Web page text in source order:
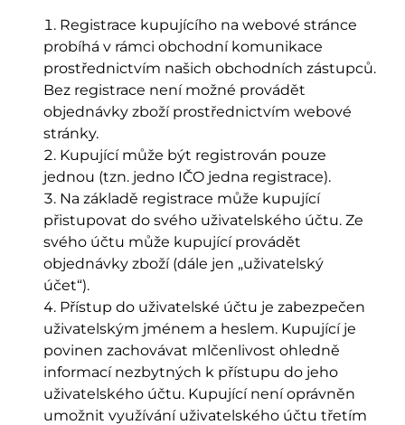
Registrace kupujícího na webové stránce
probíhá v rámci obchodní komunikace
prostřednictvím našich obchodních zástupců.
Bez registrace není možné provádět
objednávky zboží prostřednictvím webové
stránky.
Kupující může být registrován pouze
jednou (tzn. jedno IČO jedna registrace).
Na základě registrace může kupující
přistupovat do svého uživatelského účtu. Ze
svého účtu může kupující provádět
objednávky zboží (dále jen „uživatelský
účet“).
Přístup do uživatelské účtu je zabezpečen
uživatelským jménem a heslem. Kupující je
povinen zachovávat mlčenlivost ohledně
informací nezbytných k přístupu do jeho
uživatelského účtu. Kupující není oprávněn
umožnit využívání uživatelského účtu třetím